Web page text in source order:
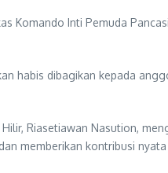
Komando Inti Pemuda
habis dibagikan kepada
Riasetiawan Nasution,
memberikan kontribusi